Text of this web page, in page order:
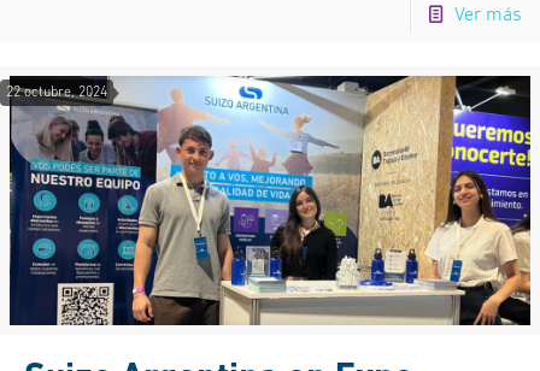
Ver más
22 octubre, 2024